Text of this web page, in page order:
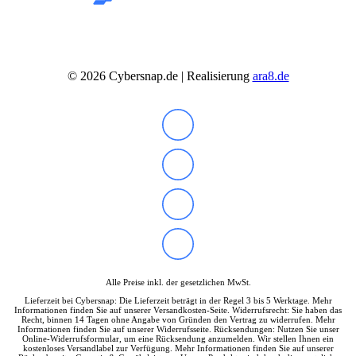
© 2026Cybersnap.de | Realisierung ara8.de
Alle Preise inkl. der gesetzlichen MwSt.
Lieferzeit bei Cybersnap: Die Lieferzeit beträgt in der Regel 3 bis 5 Werktage. Mehr
Informationen finden Sie auf unserer Versandkosten-Seite. Widerrufsrecht: Sie haben das
Recht, binnen 14 Tagen ohne Angabe von Gründen den Vertrag zu widerrufen. Mehr
Informationen finden Sie auf unserer Widerrufsseite. Rücksendungen: Nutzen Sie unser
Online-Widerrufsformular, um eine Rücksendung anzumelden. Wir stellen Ihnen ein
kostenloses Versandlabel zur Verfügung. Mehr Informationen finden Sie auf unserer